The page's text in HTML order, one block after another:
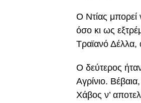
Ο Ντίας μπορεί
όσο κι ως
Τραϊανό
Ο δεύτερος
Αγρίνιο.
Χάβος ν’